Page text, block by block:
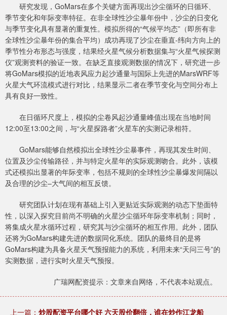
研究发现，GoMars在多个关键方面再现出沙尘循环的日循环、
季节变化和年际变率特征。在非全球性沙尘暴年份中，沙尘的日变化
与季节变化具有显著的重复性。模拟所得的“气候平均态”（即所有非
全球性沙尘暴年份的集合平均）成功再现了沙尘在垂直-纬向方向上的
季节性分布形态与强度，结果经火星气候分析数据集与“火星气候探测
仪”观测资料的验证一致。在缺乏直接观测数据的情况下，研究进一步
将GoMars模拟的近地表风应力起沙通量与国际上先进的MarsWRF等
火星大气环流模式进行对比，结果显示二者在季节变化与空间分布上
具有良好一致性。
在日循环尺度上，模拟的尘卷风起沙通量峰值出现在当地时间
12:00至13:00之间，与“火星探路者”火星车的实测记录相符。
GoMars能够自然模拟出全球性沙尘暴事件，再现其发生时间、
位置及沙尘传输路径，并与特定火星年的实际观测吻合。此外，该模
式还模拟出显著的年际变率，包括不规则的全球性沙尘暴爆发间隔以
及合理的沙尘–大气间的相互反馈。
研究团队计划在现有基础上引入更贴近实际观测的动态下垫面特
性，以深入探究目前尚不明确的火星沙尘循环年际变率机制；同时，
将集成火星水循环过程，研究其与沙尘循环的相互作用。此外，团队
还将为GoMars构建先进的数据同化系统。团队的最终目的是将
GoMars构建为具备火星天气预报能力的系统，利用未来“天问三号”的
实测数据，进行实时火星天气预报。
广瑞网配资提示：文章来自网络，不代表本站观点。
上一篇： 炒股配资平台哪个好 六天股价翻倍，谁在炒作江龙船